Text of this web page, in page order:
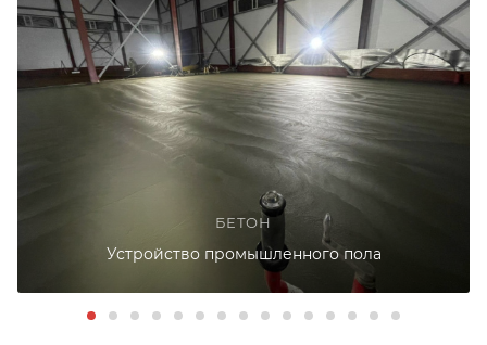
БЕТОН
Устройство промышленного пола